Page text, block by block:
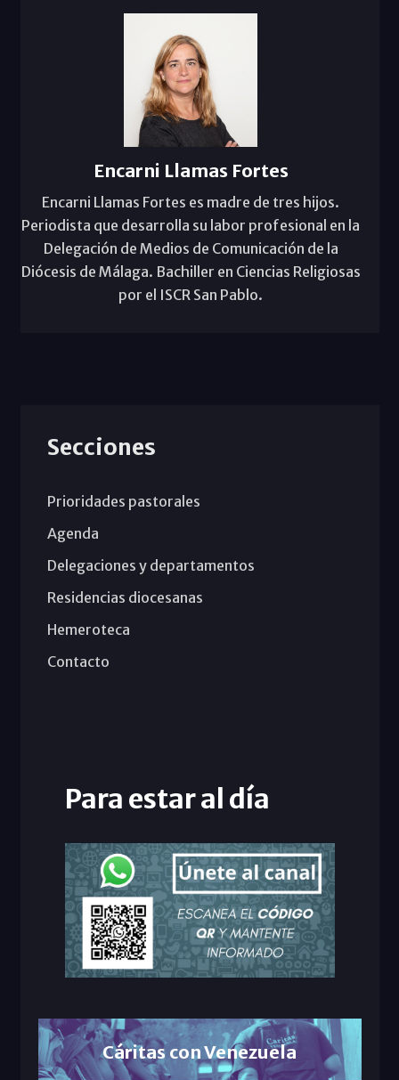
Encarni Llamas Fortes
Encarni Llamas Fortes es madre de tres hijos.
Periodista que desarrolla su labor profesional en la
Delegación de Medios de Comunicación de la
Diócesis de Málaga. Bachiller en Ciencias Religiosas
por el ISCR San Pablo.
Secciones
Prioridades pastorales
Agenda
Delegaciones y departamentos
Residencias diocesanas
Hemeroteca
Contacto
Para estar al día
Cáritas con Venezuela